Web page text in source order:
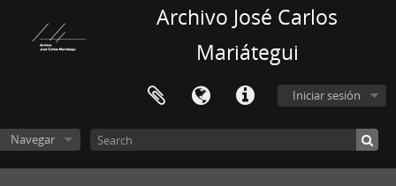
Archivo José Carlos
Mariátegui
Iniciar sesión
Navegar